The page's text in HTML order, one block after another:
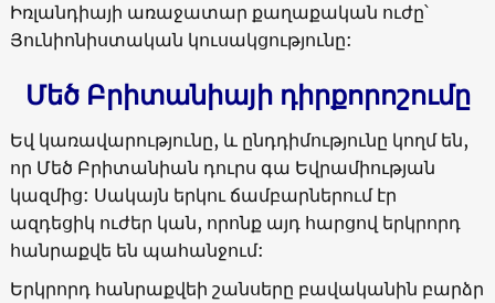
Իռլանդիայի առաջատար քաղաքական ուժը՝
Յունիոնիստական կուսակցությունը:
Մեծ Բրիտանիայի դիրքորոշումը
Եվ կառավարությունը, և ընդդիմությունը կողմ են,
որ Մեծ Բրիտանիան դուրս գա Եվրամիության
կազմից: Սակայն երկու ճամբարներում էր
ազդեցիկ ուժեր կան, որոնք այդ հարցով երկրորդ
հանրաքվե են պահանջում:
Երկրորդ հանրաքվեի շանսերը բավականին բարձր